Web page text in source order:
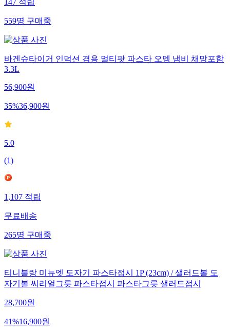
147적립
559명구매중
바겐슈타이거 인덕션 겸용 멀티팟 파스타 오뎅 냄비 채망포함
3.3L
56,900원
35%36,900원
5.0
(1)
1,107적립
무료배송
265명구매중
티니블랑 미뉴엣 도자기 파스타접시 1P (23cm) / 샐러드볼 도
자기볼 씨리얼그릇 파스타접시 파스타그릇 샐러드접시
28,700원
41%16,900원